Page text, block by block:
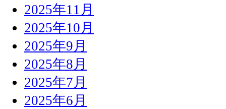
2025年11月
2025年10月
2025年9月
2025年8月
2025年7月
2025年6月